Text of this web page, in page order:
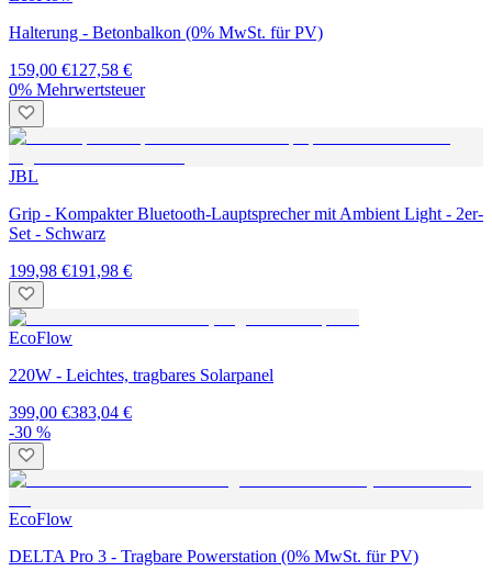
Halterung - Betonbalkon (0% MwSt. für PV)
159,00 €127,58 €
0% Mehrwertsteuer
JBL
Grip - Kompakter Bluetooth-Lauptsprecher mit Ambient Light - 2er-
Set - Schwarz
199,98 €191,98 €
EcoFlow
220W - Leichtes, tragbares Solarpanel
399,00 €383,04 €
-30 %
EcoFlow
DELTA Pro 3 - Tragbare Powerstation (0% MwSt. für PV)